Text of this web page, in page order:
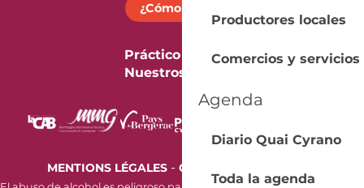
Productores locales
Comercios y servicios
Agenda
Diario Quai Cyrano
Toda la agenda
¿Cómo llegar?
Práctico
Nuestros folletos
MENTIONS LÉGALES- GESTION DES COOKIES